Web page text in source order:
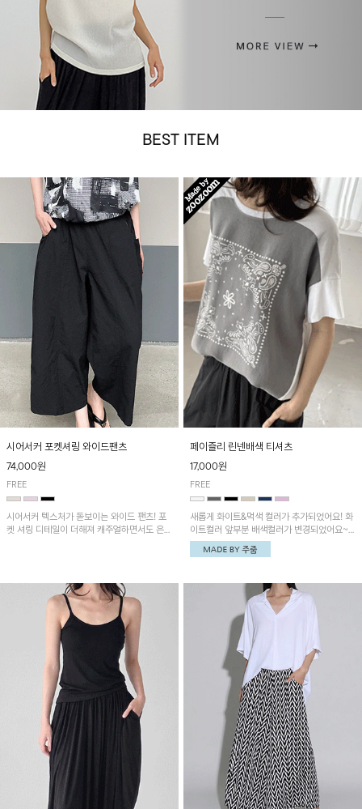
BEST ITEM
시어서커 포켓셔링 와이드팬츠
74,000원
FREE
시어서커 텍스처가 돋보이는 와이드 팬츠! 포
켓 셔링 디테일이 더해져 캐주얼하면서도 은은
아이템으로 활용하기 좋아요~
페이즐리 린넨배색 티셔츠
17,000원
FREE
새롭게 화이트&먹색 컬러가 추가되었어요! 화
이트컬러 앞부분 배색컬러가 변경되었어요~
중앙 린넨배색으로 유니크하면서 페이즐리 패
턴으로 감각적인 분위기를 연출이 가능한 티셔